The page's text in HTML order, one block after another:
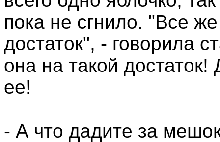
пока не сгнило. "Все
достаток", - говорила
она на такой
ее!
- А что дадите за